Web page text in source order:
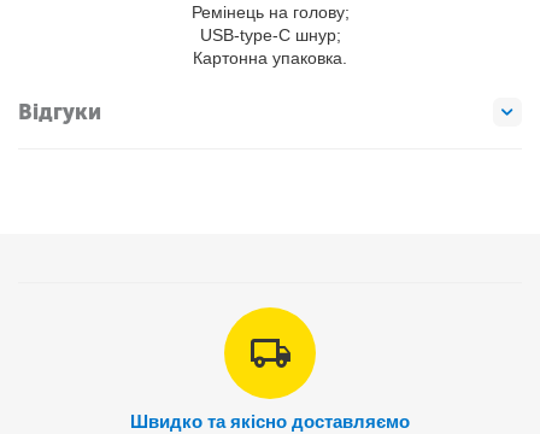
Ремінець на голову;
USB-type-C шнур;
Картонна упаковка.
Відгуки
Швидко та якісно доставляємо